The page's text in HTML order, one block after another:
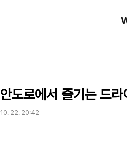
도로에서 즐기는 드
22. 20:42